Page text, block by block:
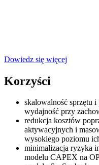
Dowiedz się więcej
Korzyści
skalowalność sprzętu i
wydajność przy
redukcja kosztów
aktywacyjnych i
wysokiego poziomu
minimalizacja ryzyka
modelu CAPEX na